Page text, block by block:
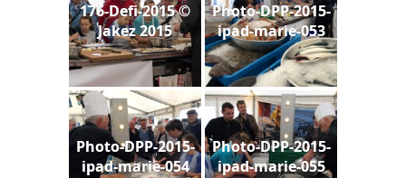
176-Defi-2015 ©
Jakez 2015
Photo-DPP-2015-
ipad-marie-053
Photo-DPP-2015-
ipad-marie-054
Photo-DPP-2015-
ipad-marie-055